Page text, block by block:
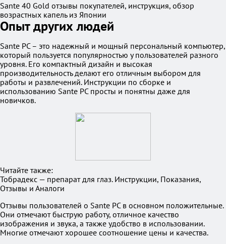
Sante 40 Gold отзывы покупателей, инструкция, обзор
возрастных капель из Японии
Опыт других людей
Sante PC – это надежный и мощный персональный компьютер,
который пользуется популярностью у пользователей разного
уровня. Его компактный дизайн и высокая
производительность делают его отличным выбором для
работы и развлечений. Инструкции по сборке и
использованию Sante PC просты и понятны даже для
новичков.
Читайте также:
Тобрадекс — препарат для глаз. Инструкции, Показания,
Отзывы и Аналоги
Отзывы пользователей о Sante PC в основном положительные.
Они отмечают быструю работу, отличное качество
изображения и звука, а также удобство в использовании.
Многие отмечают хорошее соотношение цены и качества.